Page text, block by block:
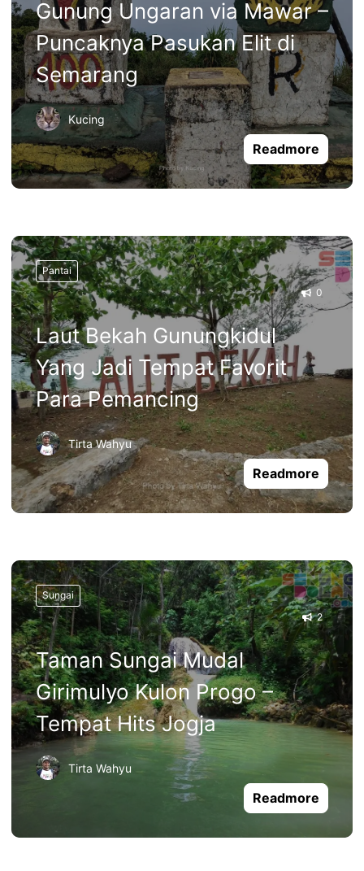
Gunung Ungaran via Mawar –
Puncaknya Pasukan Elit di
Semarang
Kucing
Readmore
Pantai
0
Laut Bekah Gunungkidul
Yang Jadi Tempat Favorit
Para Pemancing
Tirta Wahyu
Readmore
Sungai
2
Taman Sungai Mudal
Girimulyo Kulon Progo –
Tempat Hits Jogja
Tirta Wahyu
Readmore